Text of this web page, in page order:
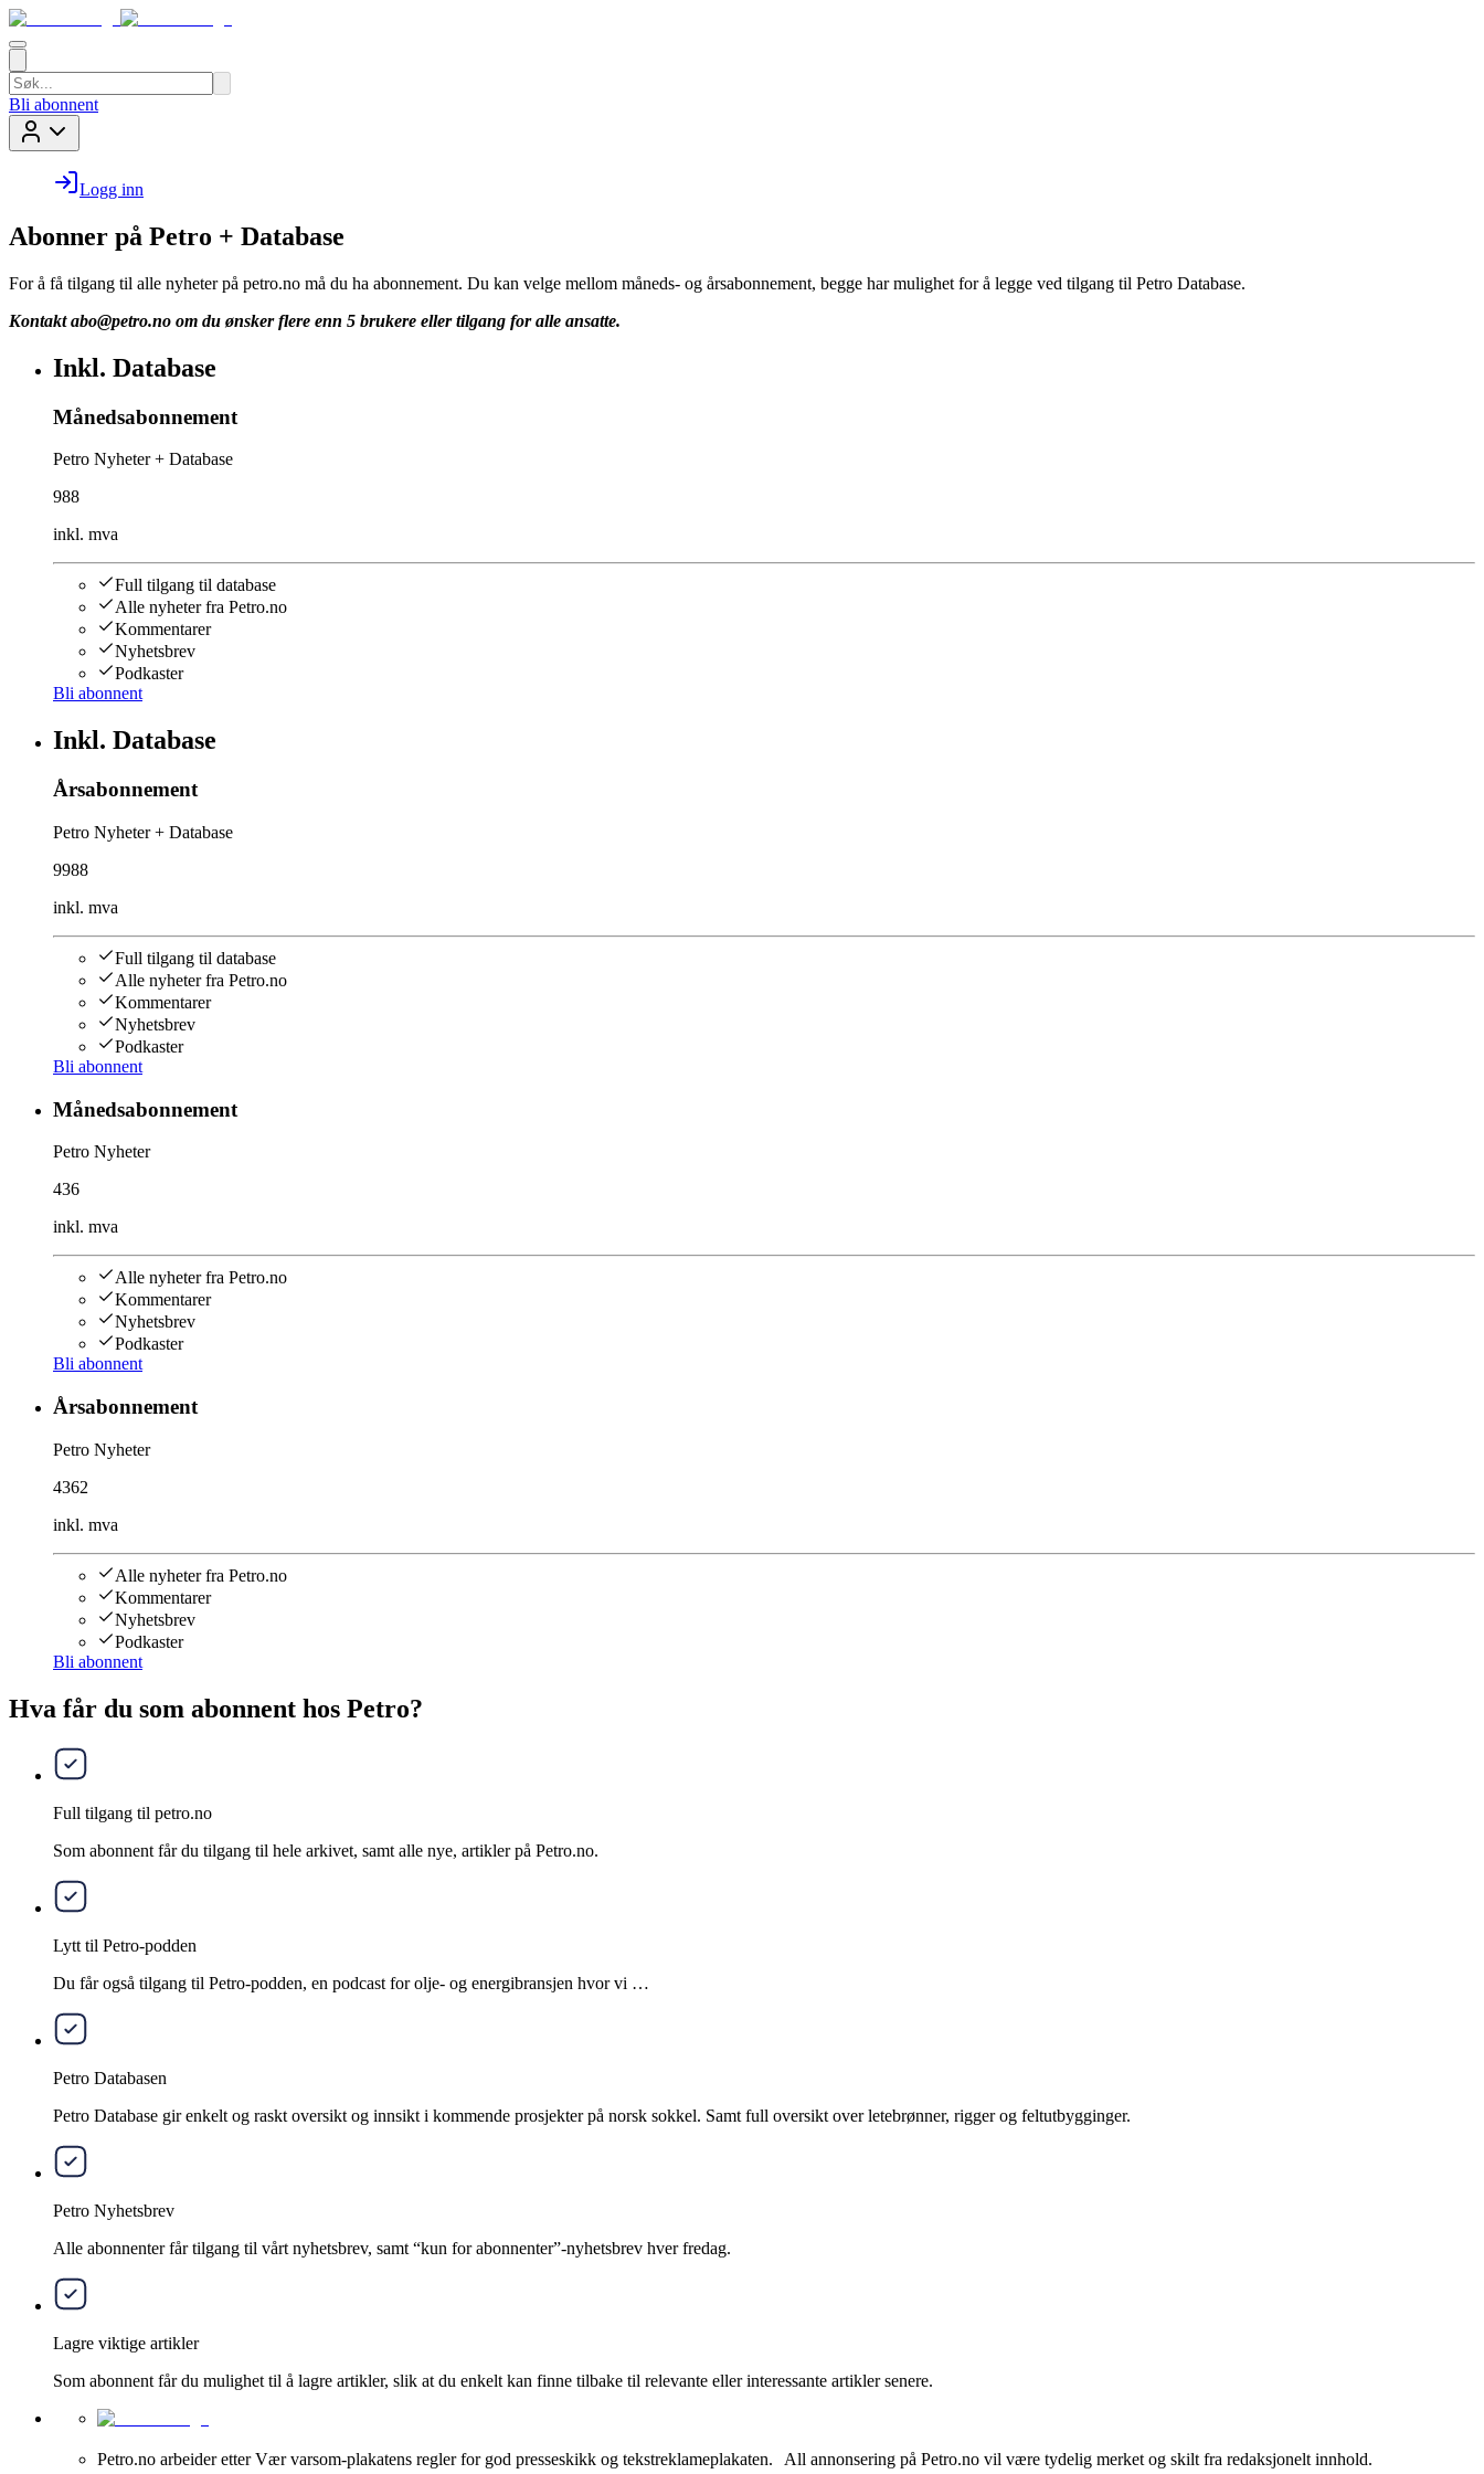
Bli abonnent
Logg inn
Abonner på Petro + Database
For å få tilgang til alle nyheter på petro.no må du ha abonnement. Du kan velge mellom måneds- og årsabonnement, begge har mulighet for å legge ved tilgang til Petro Database.
Kontakt abo@petro.no om du ønsker flere enn 5 brukere eller tilgang for alle ansatte.
Inkl. Database
Månedsabonnement
Petro Nyheter + Database
988
inkl. mva
Full tilgang til database
Alle nyheter fra Petro.no
Kommentarer
Nyhetsbrev
Podkaster
Bli abonnent
Inkl. Database
Årsabonnement
Petro Nyheter + Database
9988
inkl. mva
Full tilgang til database
Alle nyheter fra Petro.no
Kommentarer
Nyhetsbrev
Podkaster
Bli abonnent
Månedsabonnement
Petro Nyheter
436
inkl. mva
Alle nyheter fra Petro.no
Kommentarer
Nyhetsbrev
Podkaster
Bli abonnent
Årsabonnement
Petro Nyheter
4362
inkl. mva
Alle nyheter fra Petro.no
Kommentarer
Nyhetsbrev
Podkaster
Bli abonnent
Hva får du som abonnent hos Petro?
Full tilgang til petro.no
Som abonnent får du tilgang til hele arkivet, samt alle nye, artikler på Petro.no.
Lytt til Petro-podden
Du får også tilgang til Petro-podden, en podcast for olje- og energibransjen hvor vi …
Petro Databasen
Petro Database gir enkelt og raskt oversikt og innsikt i kommende prosjekter på norsk sokkel. Samt full oversikt over letebrønner, rigger og feltutbygginger.
Petro Nyhetsbrev
Alle abonnenter får tilgang til vårt nyhetsbrev, samt “kun for abonnenter”-nyhetsbrev hver fredag.
Lagre viktige artikler
Som abonnent får du mulighet til å lagre artikler, slik at du enkelt kan finne tilbake til relevante eller interessante artikler senere.
Petro.no arbeider etter Vær varsom-plakatens regler for god presseskikk og tekstreklameplakaten. All annonsering på Petro.no vil være tydelig merket og skilt fra redaksjonelt innhold.